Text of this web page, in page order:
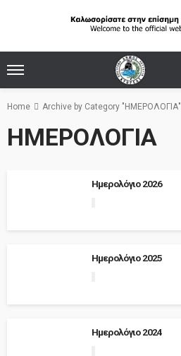
Home Archive by Category "ΗΜΕΡΟΛΟΓΙΑ"
ΗΜΕΡΟΛΟΓΙΑ
Ημερολόγιο 2026
Ημερολόγιο 2025
Ημερολόγιο 2024